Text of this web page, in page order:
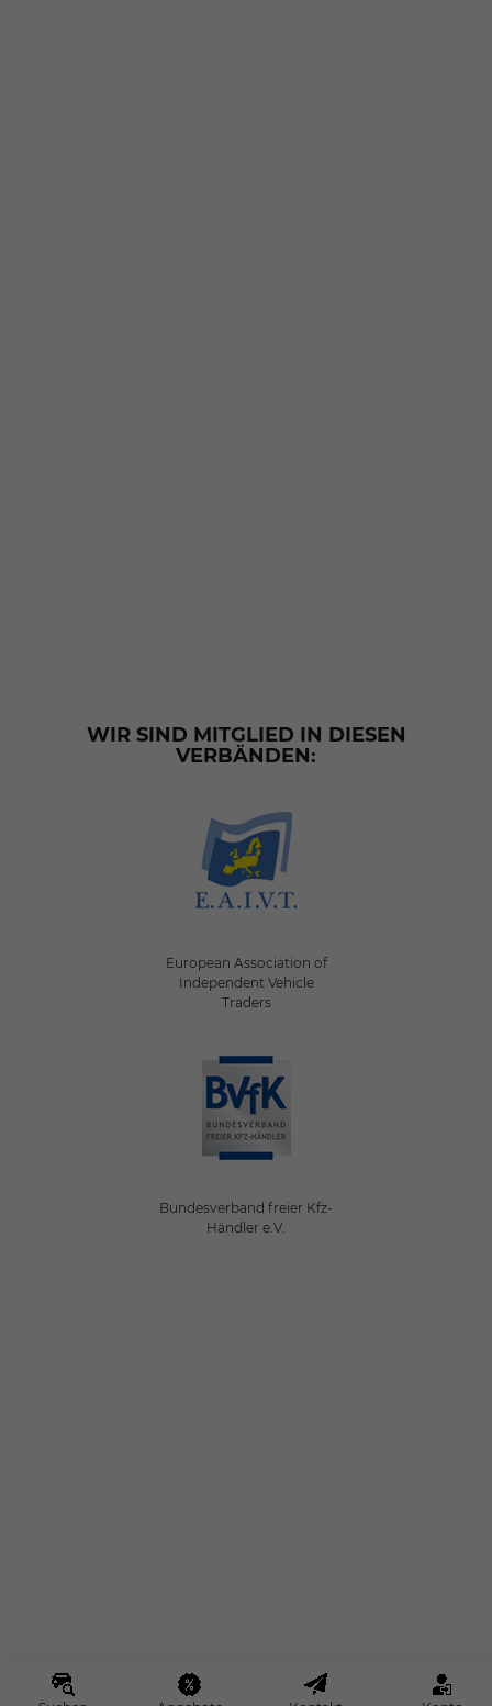
WIR SIND MITGLIED IN DIESEN
VERBÄNDEN:
European Association of
Independent Vehicle
Traders
Bundesverband freier Kfz-
Händler e.V.